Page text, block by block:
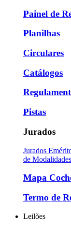
Painel de
Planilhas
Circulares
Catálogos
Pistas
Jurados
Jurados
de
Mapa
Termo de
Leilões